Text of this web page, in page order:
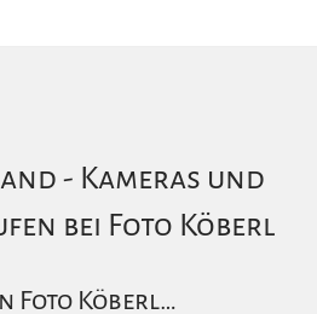
- Kameras und
bei Foto Köberl
Foto Köberl…